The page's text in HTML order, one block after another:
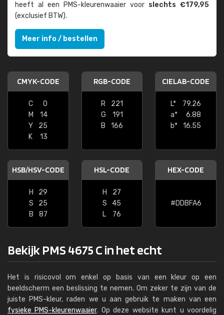
heeft al een PMS-kleuren­waaier voor slechts €179,95
(exclusief BTW).
Meer info / bestellen
CMYK-CODE
C
0
M
14
Y
25
K
13
RGB-CODE
R
221
G
191
B
166
CIELAB-CODE
L*
79.26
a*
6.88
b*
16.55
HSB/HSV-CODE
H
29
S
25
B
87
HSL-CODE
H
27
S
45
L
76
HEX-CODE
#DDBFA6
Bekijk PMS 4675 C in het echt
Het is risicovol om enkel op basis van een kleur op een
beeldscherm een beslissing te nemen. Om zeker te zijn van de
juiste PMS-kleur, raden we u aan gebruik te maken van een
fysieke PMS-kleurenwaaier. Op deze website kunt u voordelig